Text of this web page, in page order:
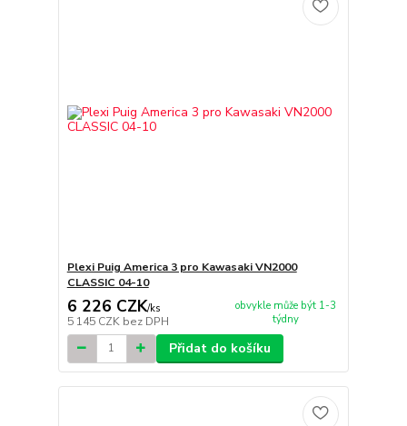
Plexi Puig America 3 pro Kawasaki VN2000
CLASSIC 04-10
6 226 CZK/ks
5 145 CZK bez DPH
obvykle může být 1-3
týdny
Přidat do košíku